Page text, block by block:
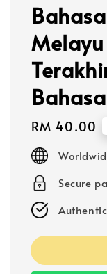
Regular
price
RM 40.00
Secure